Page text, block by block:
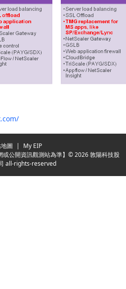
圖 |
My EIP
或公開資訊觀測站為準】© 2026 敦陽科技股
all-rights-reserved